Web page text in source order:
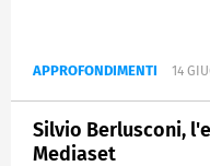
APPROFONDIMENTI 14
Silvio Berlusconi,
Mediaset